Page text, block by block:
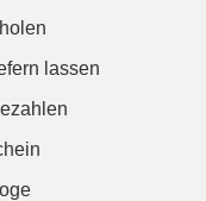
lassen